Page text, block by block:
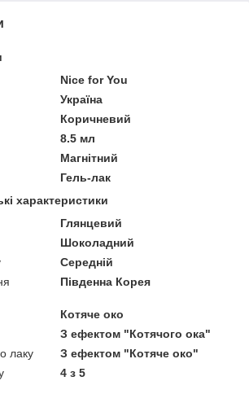
Nice for You
Україна
Коричневий
8.5 мл
Магнітний
Гель-лак
характеристики
Глянцевий
Шоколадний
Середній
Південна Корея
Котяче око
З ефектом "Котячого ока"
лаку
З ефектом "Котяче око"
4 з 5